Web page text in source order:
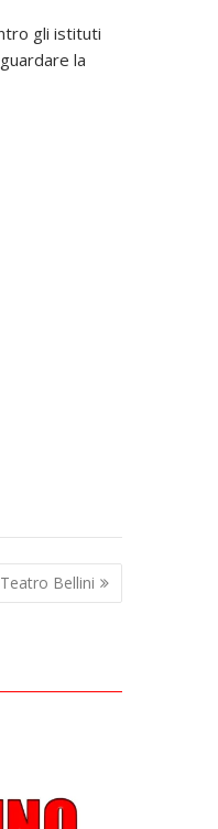
gli istituti
la
Bellini